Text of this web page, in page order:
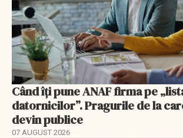
Când îți pune ANAF firma pe
datornicilor”. Pragurile de la
devin publice
07 AUGUST 2026